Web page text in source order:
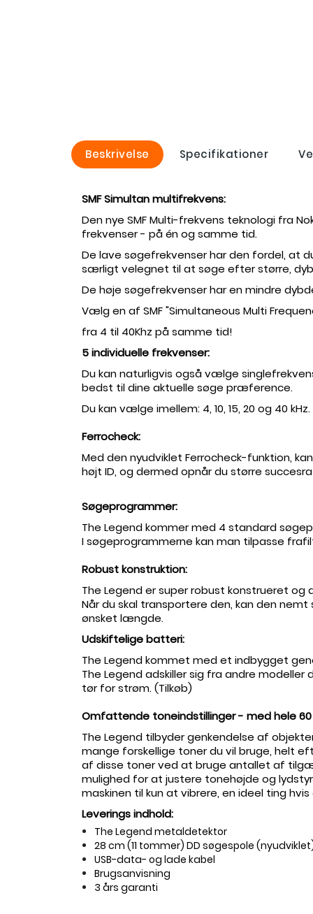
Beskrivelse Specifikationer
SMF Simultan multifrekvens:
Den nye SMF Multi-frekvens teknologi fra
frekvenser - på én og samme tid.
De lave søgefrekvenser har den fordel, at
særligt velegnet til at søge efter større,
De høje søgefrekvenser har en mindre
Vælg en af ​​SMF "Simultaneous Multi
fra 4 til 40Khz på samme tid!
5 individuelle frekvenser:
Du kan naturligvis også vælge
bedst til dine aktuelle søge præference.
Du kan vælge imellem: 4, 10, 15, 20 og 40 kHz.
Ferrocheck:
Med den nyudviklet Ferrocheck-funktion,
højt ID, og dermed opnår du større
Søgeprogrammer:
The Legend kommer med 4 standard
I søgeprogrammerne kan man tilpasse
Robust konstruktion:
The Legend er super robust konstrueret
Når du skal transportere den, kan den
ønsket længde.
Udskiftelige batteri:
The Legend kommet med et indbygget
The Legend adskiller sig fra andre
tør for strøm. (Tilkøb)
Omfattende toneindstillinger - med hele
The Legend tilbyder genkendelse af
mange forskellige toner du vil bruge, helt
af ​​disse toner ved at bruge antallet af
mulighed for at justere tonehøjde og
maskinen til kun at vibrere, en ideel ting
Leverings indhold:
The Legend metaldetektor
28 cm (11 tommer) DD søgespole
USB-data- og lade kabel
Brugsanvisning
3 års garanti